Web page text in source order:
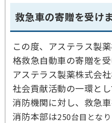
救急車の寄贈を受け
この度、アステラス製
格救急自動車の寄贈を受
アステラス製薬株式会
社会貢献活動の一環と
消防機関に対し、救急
消防本部は250台目となり